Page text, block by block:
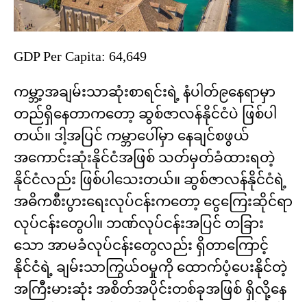
GDP Per Capita: 64,649
ကမ္ဘာ့အချမ်းသာဆုံးစာရင်းရဲ့ နံပါတ်၉နေရာမှာ
တည်ရှိနေတာကတော့ ဆွစ်ဇာလန်နိုင်ငံပဲ ဖြစ်ပါ
တယ်။ ဒါ့အပြင် ကမ္ဘာပေါ်မှာ နေချင်စဖွယ်
အကောင်းဆုံးနိုင်ငံအဖြစ် သတ်မှတ်ခံထားရတဲ့
နိုင်ငံလည်း ဖြစ်ပါသေးတယ်။ ဆွစ်ဇာလန်နိုင်ငံရဲ့
အဓိကစီးပွားရေးလုပ်ငန်းကတော့ ငွေကြေးဆိုင်ရာ
လုပ်ငန်းတွေပါ။ ဘဏ်လုပ်ငန်းအပြင် တခြား
သော အာမခံလုပ်ငန်းတွေလည်း ရှိတာကြောင့်
နိုင်ငံရဲ့ ချမ်းသာကြွယ်ဝမှုကို ထောက်ပံ့ပေးနိုင်တဲ့
အကြီးမားဆုံး အစိတ်အပိုင်းတစ်ခုအဖြစ် ရှိလို့နေ